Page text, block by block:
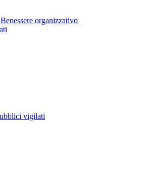
Benessere organizzativo
vigilati